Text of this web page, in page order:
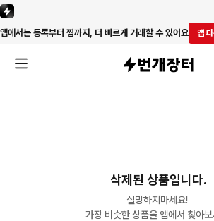
앱에서는 등록부터 찜까지, 더 빠르게 거래할 수 있어요 앱
삭제된 상품입니다.
실망하지마세요!
가장 비슷한 상품을 앱에서 찾아보